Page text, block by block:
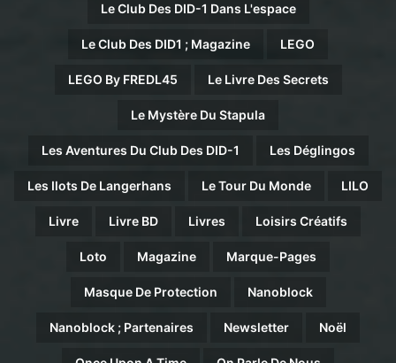
Le Club Des DID-1 Dans L'espace
Le Club Des DID1 ; Magazine LEGO
LEGO By FREDL45 Le Livre Des Secrets
Le Mystère Du Stapula
Les Aventures Du Club Des DID-1 Les Déglingos
Les Ilots De Langerhans Le Tour Du Monde LILO
Livre Livre BD Livres Loisirs Créatifs
Loto Magazine Marque-Pages
Masque De Protection Nanoblock
Nanoblock ; Partenaires Newsletter Noël